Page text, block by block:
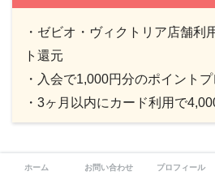
・ゼビオ・ヴィクトリア店舗利
ト還元
・入会で1,000円分のポイントプ
・3ヶ月以内にカード利用で
入会金と年会費は初年度無料で
ホーム お問い合わせ プロフィール